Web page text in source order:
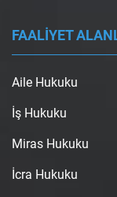
FAALİYET
Aile Hukuku
İş Hukuku
Miras Hukuku
İcra Hukuku